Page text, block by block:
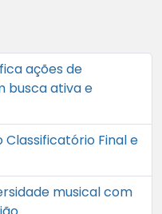
ações de
busca ativa e
Classificatório Final e
musical com